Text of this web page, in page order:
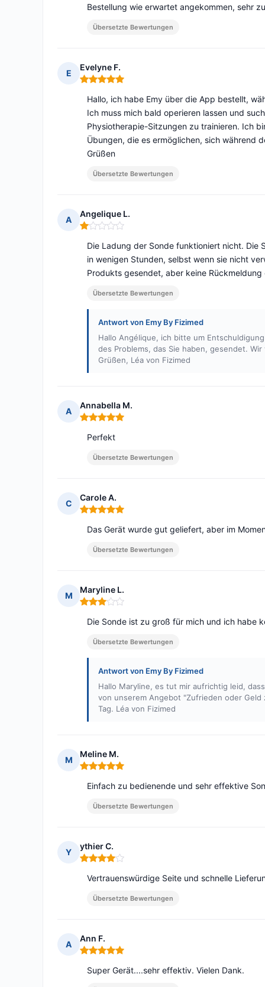
Bestellung wie erwartet angekommen, sehr
Übersetzte Bewertungen
E
Evelyne F.
Hinweis: 5 von 5
Hallo, ich habe Emy über die App bestellt,
Ich muss mich bald operieren lassen und
Physiotherapie-Sitzungen zu trainieren. Ich
Übungen, die es ermöglichen, sich während
Grüßen
Übersetzte Bewertungen
A
Angelique L.
Hinweis: 1 von 5
Die Ladung der Sonde funktioniert nicht.
in wenigen Stunden, selbst wenn sie nicht
Produkts gesendet, aber keine Rückmeldung
Übersetzte Bewertungen
Antwort von Emy By Fizimed
Hallo Angélique, ich bitte um
des Problems, das Sie haben, gesendet.
Grüßen, Léa von Fizimed
A
Annabella M.
Hinweis: 5 von 5
Perfekt
Übersetzte Bewertungen
C
Carole A.
Hinweis: 5 von 5
Das Gerät wurde gut geliefert, aber im
Übersetzte Bewertungen
M
Maryline L.
Hinweis: 3 von 5
Die Sonde ist zu groß für mich und ich habe
Übersetzte Bewertungen
Antwort von Emy By Fizimed
Hallo Maryline, es tut mir aufrichtig leid,
von unserem Angebot "Zufrieden oder
Tag. Léa von Fizimed
M
Meline M.
Hinweis: 5 von 5
Einfach zu bedienende und sehr effektive
Übersetzte Bewertungen
Y
ythier C.
Hinweis: 4 von 5
Vertrauenswürdige Seite und schnelle
Übersetzte Bewertungen
A
Ann F.
Hinweis: 5 von 5
Super Gerät....sehr effektiv. Vielen Dank.